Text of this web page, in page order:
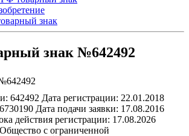
знак
знак №642492
642492 Дата регистрации: 22.01.2018
Дата подачи заявки: 17.08.2016
действия регистрации: 17.08.2026
Общество с ограниченной